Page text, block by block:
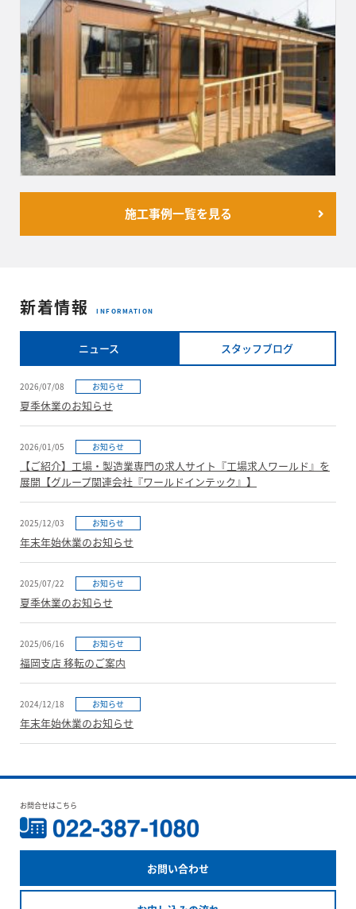
施工事例一覧を見る
新着情報 INFORMATION
ニュース スタッフブログ
2026/07/08 お知らせ
夏季休業のお知らせ
2026/01/05 お知らせ
【ご紹介】工場・製造業専門の求人サイト『工場求人ワールド』を
展開【グループ関連会社『ワールドインテック』】
2025/12/03 お知らせ
年末年始休業のお知らせ
2025/07/22 お知らせ
夏季休業のお知らせ
2025/06/16 お知らせ
福岡支店 移転のご案内
2024/12/18 お知らせ
年末年始休業のお知らせ
お問合せはこちら
お問い合わせ